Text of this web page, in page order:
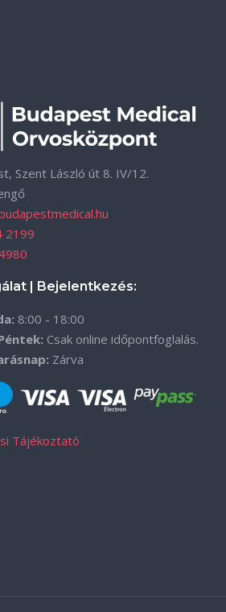
Szent László út 8. IV/12.
2199
| Bejelentkezés:
8:00 - 18:00
Csak online időpontfoglalás.
Zárva
Tájékoztató